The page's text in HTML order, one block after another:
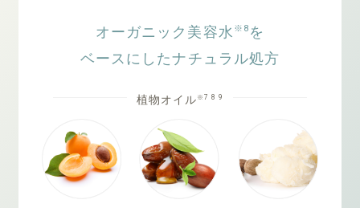
オーガニック美容水 ※8 を
ベースにしたナチュラル処方
植物オイル ※7 8 9